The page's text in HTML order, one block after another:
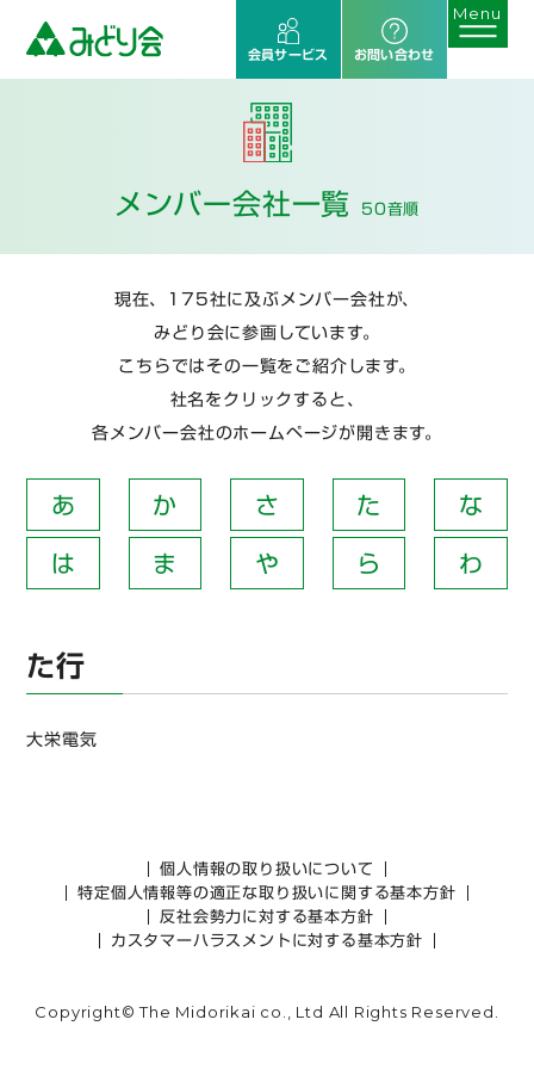
会員サービス お問い合わせ
メンバー会社一覧 50音順
現在、175社に及ぶメンバー会社が、
みどり会に参画しています。
こちらではその一覧をご紹介します。
社名をクリックすると、
各メンバー会社のホームページが開きます。
あ か さ た な
は ま や ら わ
た行
大栄電気
個人情報の取り扱いについて
特定個人情報等の適正な取り扱いに関する基本方針
反社会勢力に対する基本方針
カスタマーハラスメントに対する基本方針
Copyright© The Midorikai co., Ltd All Rights Reserved.